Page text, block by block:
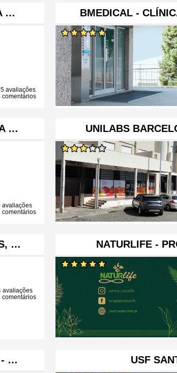
…
avaliações
comentários
BMEDICAL -
…
avaliações
comentários
UNILABS
…
avaliações
comentários
NATURLIFE -
- … USF